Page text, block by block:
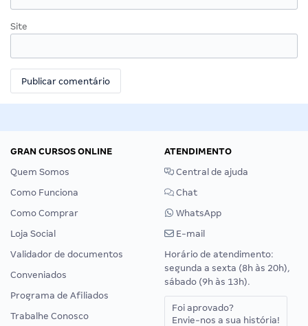
Site
GRAN CURSOS ONLINE
Quem Somos
Como Funciona
Como Comprar
Loja Social
Validador de documentos
Conveniados
Programa de Afiliados
Trabalhe Conosco
ATENDIMENTO
Central de ajuda
Chat
WhatsApp
E-mail
Horário de atendimento:
segunda a sexta (8h às 20h),
sábado (9h às 13h).
Foi aprovado?
Envie-nos a sua história!